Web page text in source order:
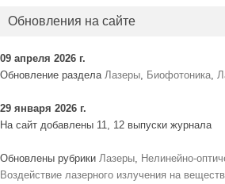
Обновления на сайте
09 апреля 2026 г.
Обновление раздела Лазеры, Биофотоника,
29 января 2026 г.
На сайт добавлены 11, 12 выпуски журнала
Обновлены рубрики Лазеры, Нелинейно-
Воздействие лазерного излучения на